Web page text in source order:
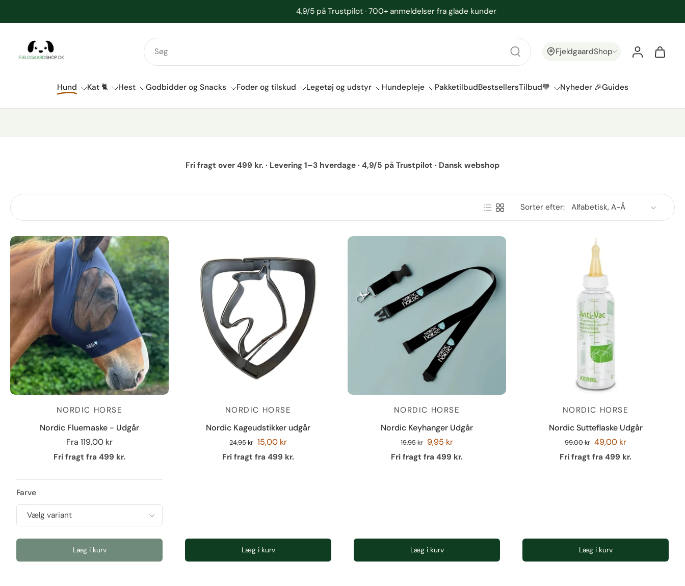
til
4,9/5 på Trustpilot · 700+ anmeldelser fra glade kunder
FjeldgaardShop
Hund Kat 🐈 Hest Godbidder og Snacks Foder og tilskud Legetøj og udstyr Hundepleje PakketilbudBestsellersTilbud🧡 Nyheder 🎉Guides
Fri fragt over 499 kr. · Levering 1–3 hverdage · 4,9/5 på Trustpilot · Dansk webshop
Sorter efter:
NORDIC HORSE
Nordic Fluemaske - Udgår
Fra 119,00 kr
Fri fragt fra 499 kr.
Farve
Læg i kurv
NORDIC HORSE
Nordic Kageudstikker udgår
24,95 kr 15,00 kr
Fri fragt fra 499 kr.
Læg i kurv
NORDIC HORSE
Nordic Keyhanger Udgår
19,95 kr 9,95 kr
Fri fragt fra 499 kr.
Læg i kurv
NORDIC HORSE
Nordic Sutteflaske Udgår
99,00 kr 49,00 kr
Fri fragt fra 499 kr.
Læg i kurv